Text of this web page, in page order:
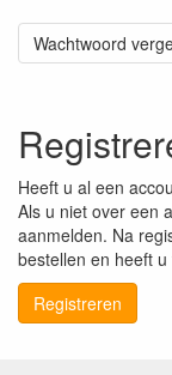
Wachtwoord
Heeft u al een
Als u niet over een
aanmelden. Na
bestellen en heeft
Registreren